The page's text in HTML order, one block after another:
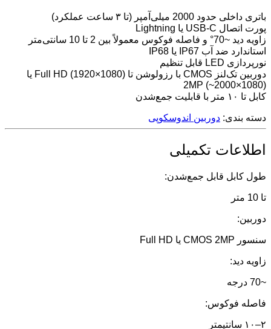
باتری داخلی حدود 2000 میلی‌آمپر (تا ۳ ساعت عملکرد)
پورت اتصال USB-C یا Lightning
زاویه دید ~70° و فاصله فوکوس معمولاً بین 2 تا 10 سانتی‌متر
استاندارد ضد آب IP67 یا IP68
نورپردازی LED قابل تنظیم
دوربین تک‌لنز CMOS با رزولوشن تا Full HD (1920×1080) یا
2MP (~2000×1080)
کابل تا ۱۰ متر با قابلیت جمع‌شدن
دسته بندی: دوربین اندوسکوپی
اطلاعات تکمیلی
طول کابل قابل جمع‌شدن:
تا 10 متر
دوربین:
سنسور CMOS 2MP یا Full HD
زاویه دید:
~70 درجه
فاصله فوکوس:
۲–۱۰ سانتیمتر